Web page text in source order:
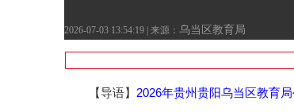
2026-07-03 13:54:19| 来源： 乌当区教育局
【导语】 2026年贵州贵阳乌当区教育